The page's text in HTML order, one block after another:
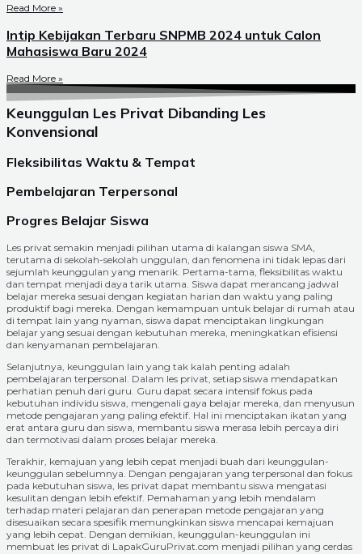
Read More »
Intip Kebijakan Terbaru SNPMB 2024 untuk Calon
Mahasiswa Baru 2024
Read More »
Keunggulan Les Privat Dibanding Les
Konvensional
Fleksibilitas Waktu & Tempat
Pembelajaran Terpersonal
Progres Belajar Siswa
Les privat semakin menjadi pilihan utama di kalangan siswa SMA,
terutama di sekolah-sekolah unggulan, dan fenomena ini tidak lepas dari
sejumlah keunggulan yang menarik. Pertama-tama, fleksibilitas waktu
dan tempat menjadi daya tarik utama. Siswa dapat merancang jadwal
belajar mereka sesuai dengan kegiatan harian dan waktu yang paling
produktif bagi mereka. Dengan kemampuan untuk belajar di rumah atau
di tempat lain yang nyaman, siswa dapat menciptakan lingkungan
belajar yang sesuai dengan kebutuhan mereka, meningkatkan efisiensi
dan kenyamanan pembelajaran.
Selanjutnya, keunggulan lain yang tak kalah penting adalah
pembelajaran terpersonal. Dalam les privat, setiap siswa mendapatkan
perhatian penuh dari guru. Guru dapat secara intensif fokus pada
kebutuhan individu siswa, mengenali gaya belajar mereka, dan menyusun
metode pengajaran yang paling efektif. Hal ini menciptakan ikatan yang
erat antara guru dan siswa, membantu siswa merasa lebih percaya diri
dan termotivasi dalam proses belajar mereka.
Terakhir, kemajuan yang lebih cepat menjadi buah dari keunggulan-
keunggulan sebelumnya. Dengan pengajaran yang terpersonal dan fokus
pada kebutuhan siswa, les privat dapat membantu siswa mengatasi
kesulitan dengan lebih efektif. Pemahaman yang lebih mendalam
terhadap materi pelajaran dan penerapan metode pengajaran yang
disesuaikan secara spesifik memungkinkan siswa mencapai kemajuan
yang lebih cepat. Dengan demikian, keunggulan-keunggulan ini
membuat les privat di LapakGuruPrivat.com menjadi pilihan yang cerdas